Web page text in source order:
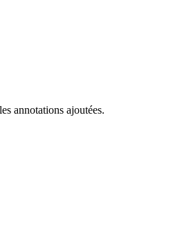
annotations ajoutées.